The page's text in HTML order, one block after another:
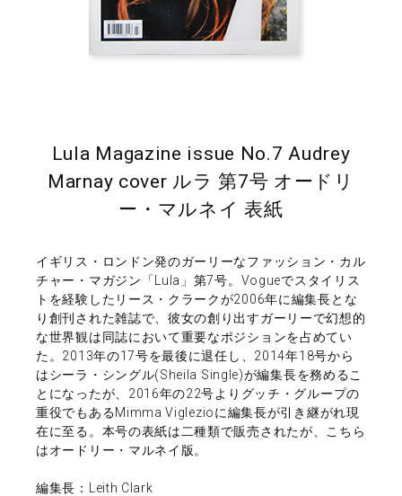
Lula Magazine issue No.7 Audrey
Marnay cover ルラ 第7号 オードリ
ー・マルネイ 表紙
イギリス・ロンドン発のガーリーなファッション・カル
チャー・マガジン「Lula」第7号。Vogueでスタイリス
トを経験したリース・クラークが2006年に編集長とな
り創刊された雑誌で、彼女の創り出すガーリーで幻想的
な世界観は同誌において重要なポジションを占めてい
た。2013年の17号を最後に退任し、2014年18号から
はシーラ・シングル(Sheila Single)が編集長を務めるこ
とになったが、2016年の22号よりグッチ・グループの
重役でもあるMimma Viglezioに編集長が引き継がれ現
在に至る。本号の表紙は二種類で販売されたが、こちら
はオードリー・マルネイ版。
編集長：Leith Clark